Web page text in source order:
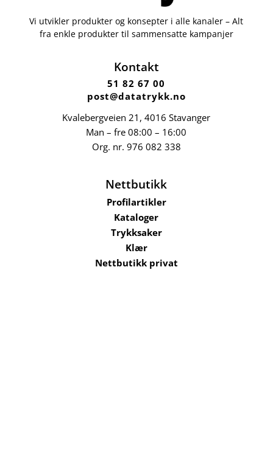
Vi utvikler produkter og konsepter i alle kanaler – Alt
fra enkle produkter til sammensatte kampanjer
Kontakt
51 82 67 00
post@datatrykk.no
Kvalebergveien 21 , 4016 Stavanger
Man – fre 08:00 – 16:00
Org. nr. 976 082 338
Nettbutikk
Profilartikler
Kataloger
Trykksaker
Klær
Nettbutikk privat